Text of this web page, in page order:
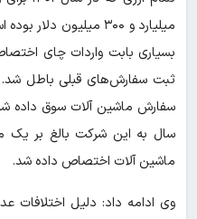
میلیارد و ۳۰۰
بسیاری بابت واردات چای
ثبت سفارش‌های قبلی باطل
ماشین آلات اختصاص داده شد.
وی ادامه داد: دلیل اختلافات